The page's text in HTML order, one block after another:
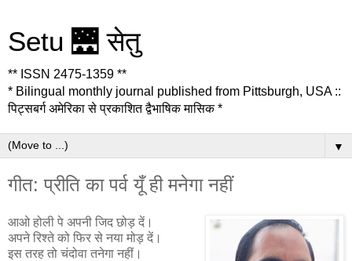
Setu 🌉 सेतु
** ISSN 2475-1359 **
* Bilingual monthly journal published from Pittsburgh, USA ::
पिट्सबर्ग अमेरिका से प्रकाशित द्वैभाषिक मासिक *
▼
गीत: प्रीति का पर्व यूँ ही मनेगा नहीं
आओ होली पे अपनी जिद छोड़ दें।
अपने रिश्ते को फिर से नया मोड़ दें।
इस तरह तो चंदोवा तनेगा नहीं।